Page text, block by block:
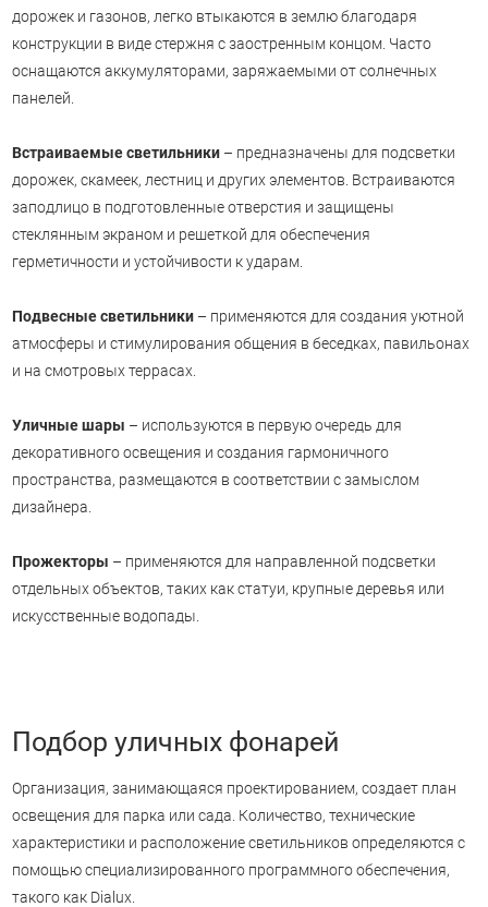
дорожек и газонов, легко втыкаются в землю благодаря
конструкции в виде стержня с заостренным концом. Часто
оснащаются аккумуляторами, заряжаемыми от солнечных
панелей.
Встраиваемые светильники – предназначены для подсветки
дорожек, скамеек, лестниц и других элементов. Встраиваются
заподлицо в подготовленные отверстия и защищены
стеклянным экраном и решеткой для обеспечения
герметичности и устойчивости к ударам.
Подвесные светильники – применяются для создания уютной
атмосферы и стимулирования общения в беседках, павильонах
и на смотровых террасах.
Уличные шары – используются в первую очередь для
декоративного освещения и создания гармоничного
пространства, размещаются в соответствии с замыслом
дизайнера.
Прожекторы – применяются для направленной подсветки
отдельных объектов, таких как статуи, крупные деревья или
искусственные водопады.
Подбор уличных фонарей
Организация, занимающаяся проектированием, создает план
освещения для парка или сада. Количество, технические
характеристики и расположение светильников определяются с
помощью специализированного программного обеспечения,
такого как Dialux.